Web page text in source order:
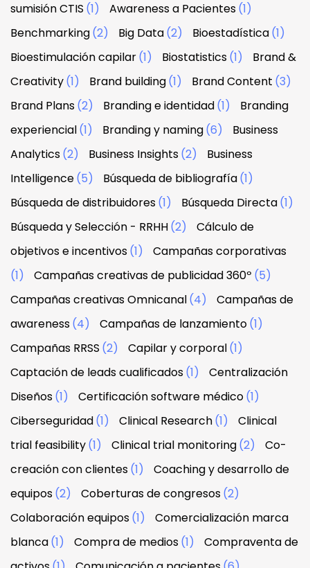
sumisión CTIS (1) Awareness a Pacientes(1)
Benchmarking(2) Big Data(2) Bioestadística(1)
Bioestimulación capilar(1) Biostatistics(1)
Brand &
Creativity(1) Brand building(1) Brand Content (3)
Brand Plans(2) Branding e identidad(1)
Branding
experiencial(1) Branding y naming(6)
Business
Analytics(2) Business Insights(2)
Business
Intelligence(5) Búsqueda de bibliografía(1)
Búsqueda de distribuidores(1) Búsqueda Directa(1)
Búsqueda y Selección - RRHH(2)
Cálculo de
objetivos e incentivos(1)
Campañas corporativas
(1)
Campañas creativas de publicidad 360º (5)
Campañas creativas Omnicanal(4)
Campañas de
awareness(4) Campañas de lanzamiento(1)
Campañas RRSS (2) Capilar y corporal(1)
Captación de leads cualificados(1)
Centralización
Diseños(1) Certificación software médico(1)
Ciberseguridad(1) Clinical Research(1)
Clinical
trial feasibility(1) Clinical trial monitoring(2)
Co-
creación con clientes(1)
Coaching y desarrollo de
equipos(2) Coberturas de congresos(2)
Colaboración equipos(1)
Comercialización marca
blanca(1) Compra de medios(1)
Compraventa de